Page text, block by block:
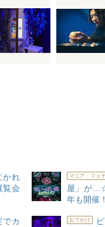
かれ
覧会
マニア・フェ
屋」が
年も開催！
でカ
おでかけ